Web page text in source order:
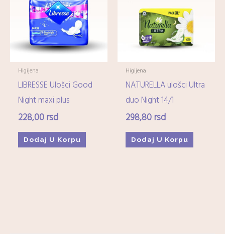
Imunitet(15)
Minerali(0)
Ostali dijetetski suplementi
Kozmetika
Higijena
Mame-i-bebe
Higijena
LIBRESSE Ulošci Good
Night maxi plus
228,00 rsd
Dodaj U Korpu
Higijena
NATURELLA ulošci Ultra
duo Night 14/1
298,80 rsd
Dodaj U Korpu